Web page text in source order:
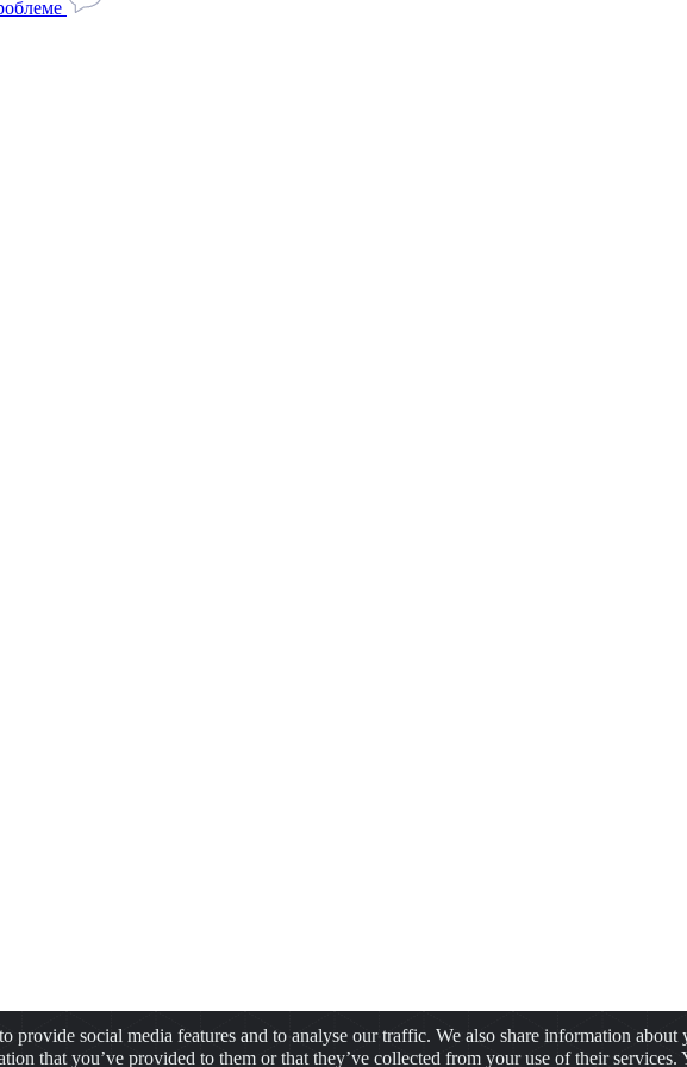
provide social media features and to analyse our traffic. We also share information
that you’ve provided to them or that they’ve collected from your use of their